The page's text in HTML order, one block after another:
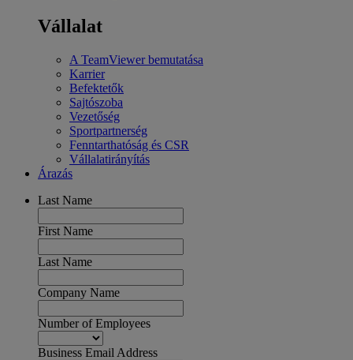
Vállalat
A TeamViewer bemutatása
Karrier
Befektetők
Sajtószoba
Vezetőség
Sportpartnerség
Fenntarthatóság és CSR
Vállalatirányítás
Árazás
Last Name
First Name
Last Name
Company Name
Number of Employees
Business Email Address